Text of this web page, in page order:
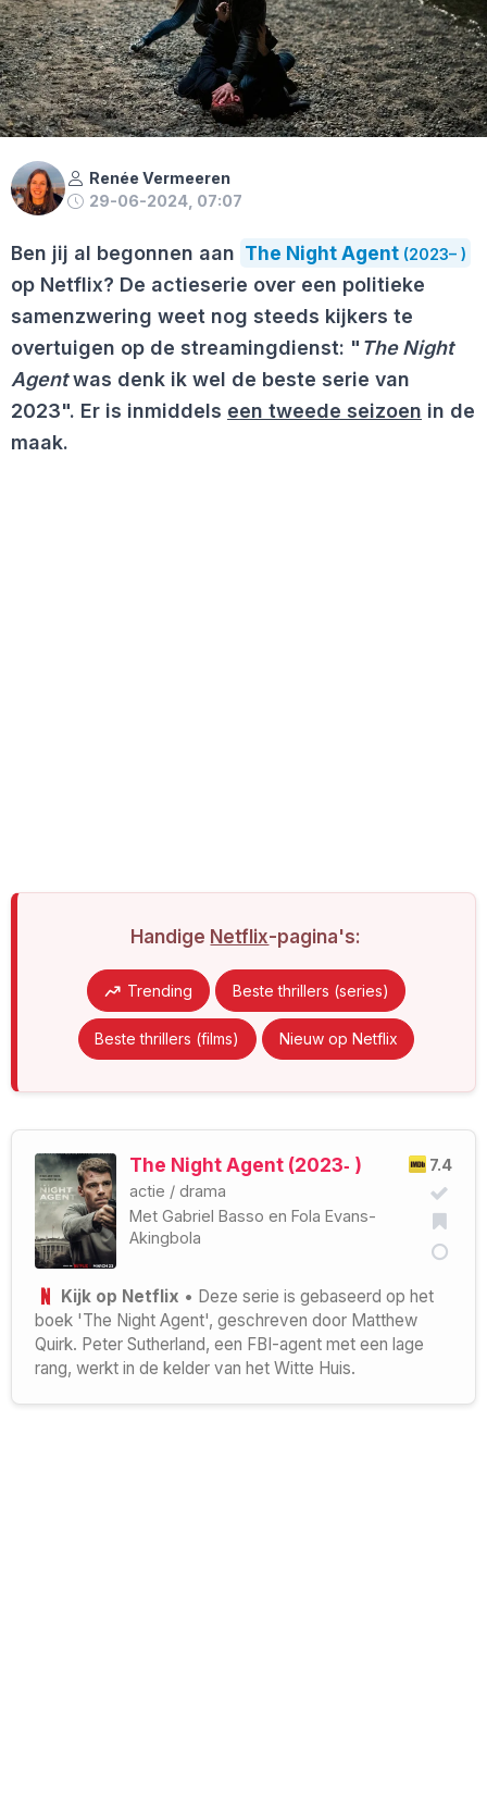
Renée Vermeeren
29-06-2024, 07:07
Ben jij al begonnen aan The Night Agent (2023– )
op Netflix? De actieserie over een politieke
samenzwering weet nog steeds kijkers te
overtuigen op de streamingdienst: " The Night
Agentwas denk ik wel de beste serie van
2023". Er is inmiddels een tweede seizoen in de
maak.
Handige Netflix-pagina's:
Trending Beste thrillers (series)
Beste thrillers (films) Nieuw op Netflix
7.4
The Night Agent (2023‑ )
actie / drama
Met Gabriel Basso en Fola Evans-
Akingbola
Kijk op Netflix • Deze serie is gebaseerd op het
boek 'The Night Agent', geschreven door Matthew
Quirk. Peter Sutherland, een FBI-agent met een lage
rang, werkt in de kelder van het Witte Huis.